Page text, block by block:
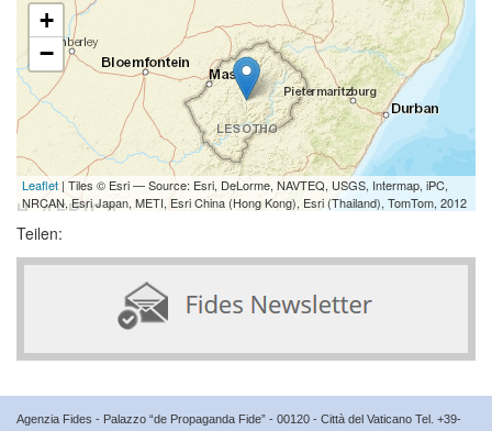
+
−
Leaflet | Tiles © Esri — Source: Esri, DeLorme, NAVTEQ, USGS, Intermap, iPC,
NRCAN, Esri Japan, METI, Esri China (Hong Kong), Esri (Thailand), TomTom, 2012
Teilen:
Agenzia Fides - Palazzo “de Propaganda Fide” - 00120 - Città del Vaticano Tel. +39-